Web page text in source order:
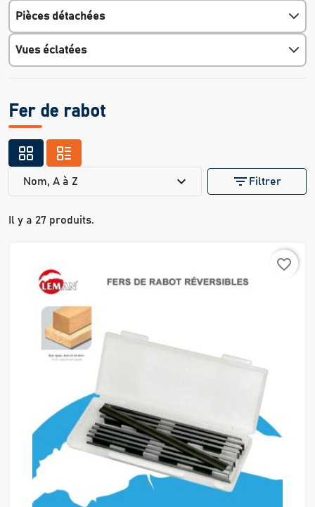
Pièces détachées
Vues éclatées
Fer de rabot
Il y a 27 produits.
Nom, A à Z expand_more filter_list Filtrer
favorite_border